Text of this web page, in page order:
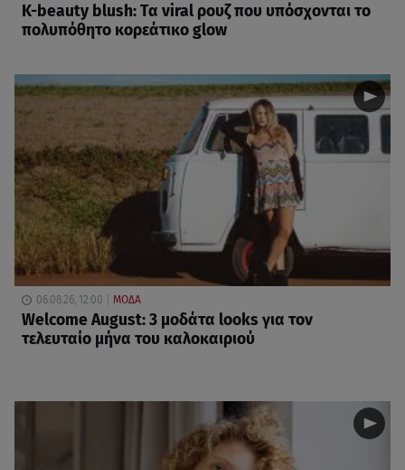
K-beauty blush: Τα viral ρουζ που υπόσχονται το
πολυπόθητο κορεάτικο glow
06.08.26, 12:00 ΜΟΔΑ
Welcome August: 3 μοδάτα looks για τον
τελευταίο μήνα του καλοκαιριού